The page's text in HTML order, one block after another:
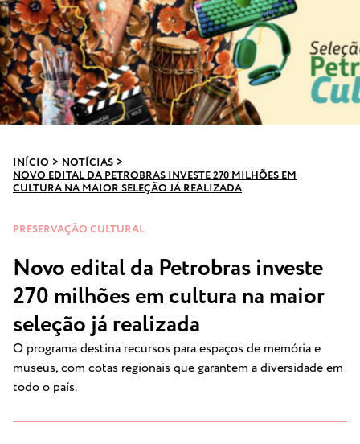
INÍCIO > NOTÍCIAS >
NOVO EDITAL DA PETROBRAS INVESTE 270 MILHÕES EM
CULTURA NA MAIOR SELEÇÃO JÁ REALIZADA
PRESERVAÇÃO CULTURAL
Novo edital da Petrobras investe
270 milhões em cultura na maior
seleção já realizada
O programa destina recursos para espaços de memória e
museus, com cotas regionais que garantem a diversidade em
todo o país.